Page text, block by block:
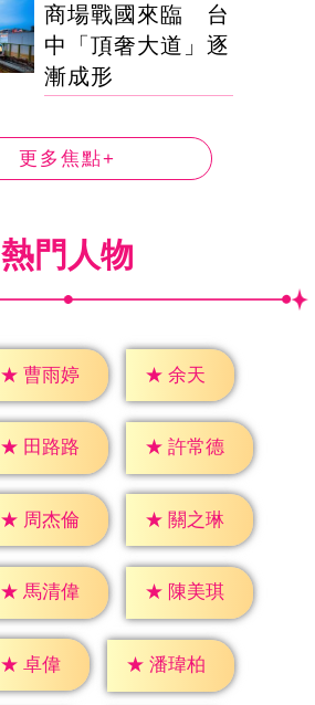
商場戰國來臨 台
中「頂奢大道」逐
漸成形
更多焦點+
熱門人物
★ 曹雨婷 ★ 余天
★ 田路路 ★ 許常德
★ 周杰倫 ★ 關之琳
★ 馬清偉 ★ 陳美琪
★ 卓偉 ★ 潘瑋柏